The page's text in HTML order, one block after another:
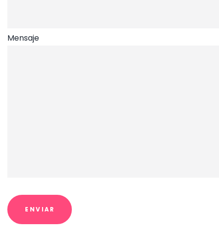
Mensaje